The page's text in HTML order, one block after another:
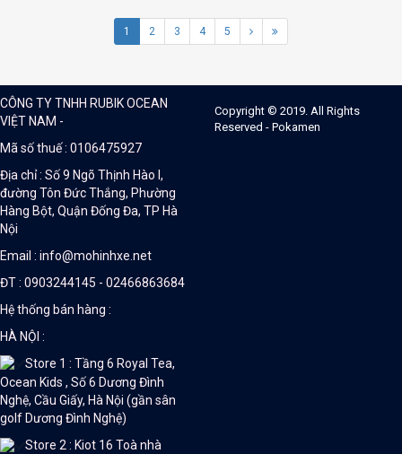
1 2 3 4 5
CÔNG TY TNHH RUBIK OCEAN
VIỆT NAM -
Mã số thuế : 0106475927
Địa chỉ : Số 9 Ngõ Thịnh Hào I,
đường Tôn Đức Thắng, Phường
Hàng Bột, Quận Đống Đa, TP Hà
Nội
Email : info@mohinhxe.net
ĐT : 0903244145 - 02466863684
Hệ thống bán hàng :
HÀ NỘI :
Store 1 : Tầng 6 Royal Tea,
Ocean Kids , Số 6 Dương Đình
Nghệ, Cầu Giấy, Hà Nội (gần sân
golf Dương Đình Nghệ)
Store 2 : Kiot 16 Toà nhà
Copyright © 2019. All Rights
Reserved - Pokamen